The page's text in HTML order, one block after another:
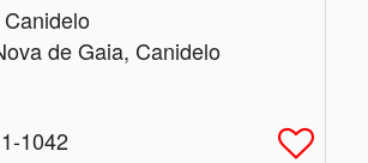
de Gaia, Canidelo
1042